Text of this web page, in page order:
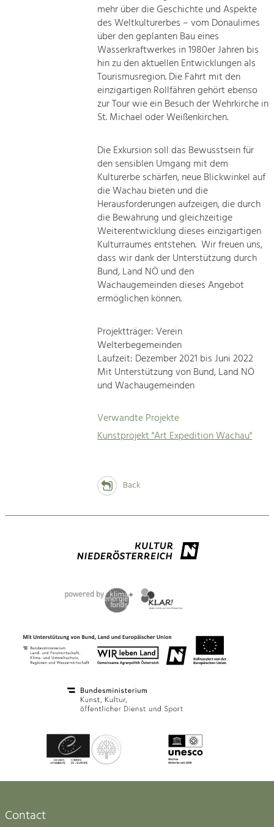
mehr über die Geschichte und Aspekte
des Weltkulturerbes – vom Donaulimes
über den geplanten Bau eines
Wasserkraftwerkes in 1980er Jahren bis
hin zu den aktuellen Entwicklungen als
Tourismusregion. Die Fahrt mit den
einzigartigen Rollfähren gehört ebenso
zur Tour wie ein Besuch der Wehrkirche in
St. Michael oder Weißenkirchen.
Die Exkursion soll das Bewusstsein für
den sensiblen Umgang mit dem
Kulturerbe schärfen, neue Blickwinkel auf
die Wachau bieten und die
Herausforderungen aufzeigen, die durch
die Bewahrung und gleichzeitige
Weiterentwicklung dieses einzigartigen
Kulturraumes entstehen. Wir freuen uns,
dass wir dank der Unterstützung durch
Bund, Land NÖ und den
Wachaugemeinden dieses Angebot
ermöglichen können.
Projektträger: Verein
Welterbegemeinden
Laufzeit: Dezember 2021 bis Juni 2022
Mit Unterstützung von Bund, Land NÖ
und Wachaugemeinden
Verwandte Projekte
Kunstprojekt "Art Expedition Wachau"
Back
Contact